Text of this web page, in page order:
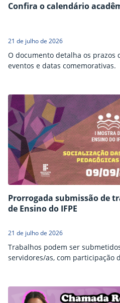
Confira o calendário
21 de julho de 2026
O documento detalha os prazos
eventos e datas comemorativas.
Prorrogada submissão de
de Ensino do IFPE
21 de julho de 2026
Trabalhos podem ser
servidores/as, com participação